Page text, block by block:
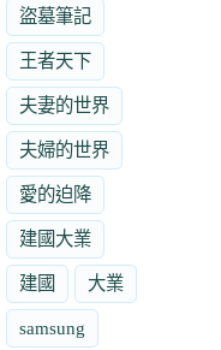
盜墓筆記
王者天下
夫妻的世界
夫婦的世界
愛的迫降
建國大業
建國 大業
samsung